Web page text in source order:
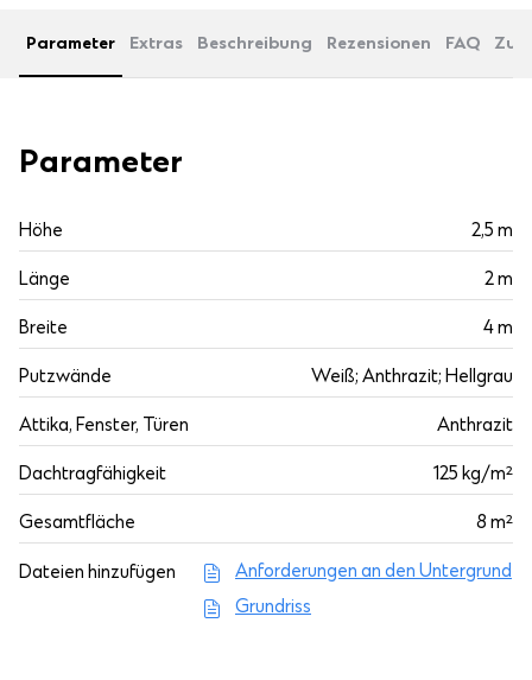
Parameter Extras Beschreibung Rezensionen FAQ
Parameter
Höhe 2,5 m
Länge 2 m
Breite 4 m
Putzwände Weiß; Anthrazit; Hellgrau
Attika, Fenster, Türen Anthrazit
Dachtragfähigkeit 125 kg/m²
Gesamtfläche 8 m²
Dateien hinzufügen
Anforderungen an den Untergrund
Grundriss